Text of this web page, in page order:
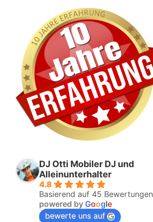
DJ Otti Mobiler DJ und
Alleinunterhalter
4.8
Basierend auf 45 Bewertungen
powered by Google
bewerte uns auf